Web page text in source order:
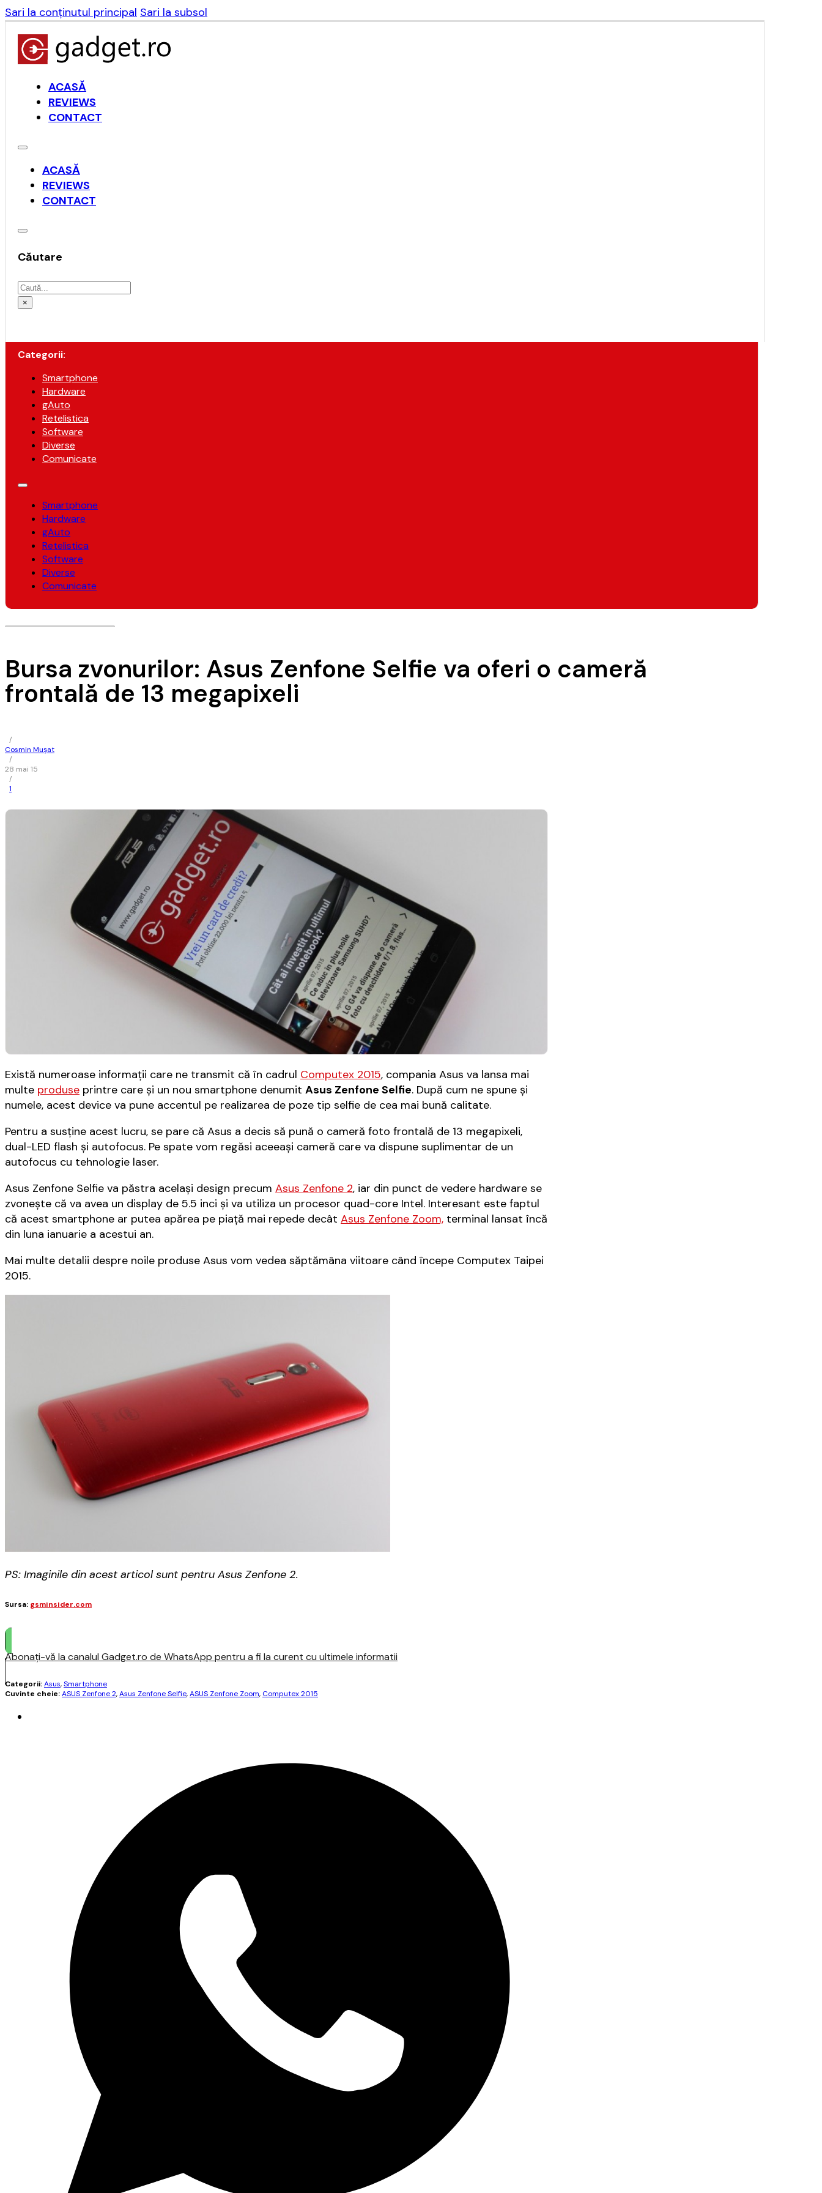
Sari la conținutul principal Sari la subsol
ACASĂ
REVIEWS
CONTACT
ACASĂ
REVIEWS
CONTACT
Căutare
Caută
×
Categorii:
Smartphone
Hardware
gAuto
Retelistica
Software
Diverse
Comunicate
Smartphone
Hardware
gAuto
Retelistica
Software
Diverse
Comunicate
Bursa zvonurilor: Asus Zenfone Selfie va oferi o cameră
frontală de 13 megapixeli
/
Cosmin Mușat
/
28 mai 15
/
1
Există numeroase informaţii care ne transmit că în cadrul Computex 2015, compania Asus va lansa mai
multe produse printre care şi un nou smartphone denumit Asus Zenfone Selfie. După cum ne spune şi
numele, acest device va pune accentul pe realizarea de poze tip selfie de cea mai bună calitate.
Pentru a susţine acest lucru, se pare că Asus a decis să pună o cameră foto frontală de 13 megapixeli,
dual-LED flash şi autofocus. Pe spate vom regăsi aceeaşi cameră care va dispune suplimentar de un
autofocus cu tehnologie laser.
Asus Zenfone Selfie va păstra acelaşi design precum Asus Zenfone 2, iar din punct de vedere hardware se
zvoneşte că va avea un display de 5.5 inci şi va utiliza un procesor quad-core Intel. Interesant este faptul
că acest smartphone ar putea apărea pe piaţă mai repede decât Asus Zenfone Zoom, terminal lansat încă
din luna ianuarie a acestui an.
Mai multe detalii despre noile produse Asus vom vedea săptămâna viitoare când începe Computex Taipei
2015.
PS: Imaginile din acest articol sunt pentru Asus Zenfone 2.
Sursa: gsminsider.com
Abonați-vă la canalul Gadget.ro de WhatsApp pentru a fi la curent cu ultimele informatii
Categorii:Asus,Smartphone
Cuvinte cheie:ASUS Zenfone 2,Asus Zenfone Selfie,ASUS Zenfone Zoom, Computex 2015